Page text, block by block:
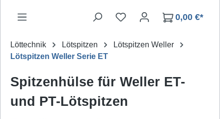
Du hast 0 Produkte auf
0,00 €*
Löttechnik Lötspitzen
Lötspitzen Weller
Lötspitzen Weller Serie ET
Spitzenhülse für Weller ET-
und PT-Lötspitzen